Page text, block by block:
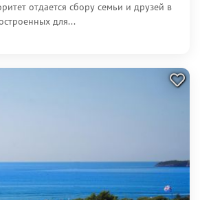
отдается сбору семьи и друзей в
для...